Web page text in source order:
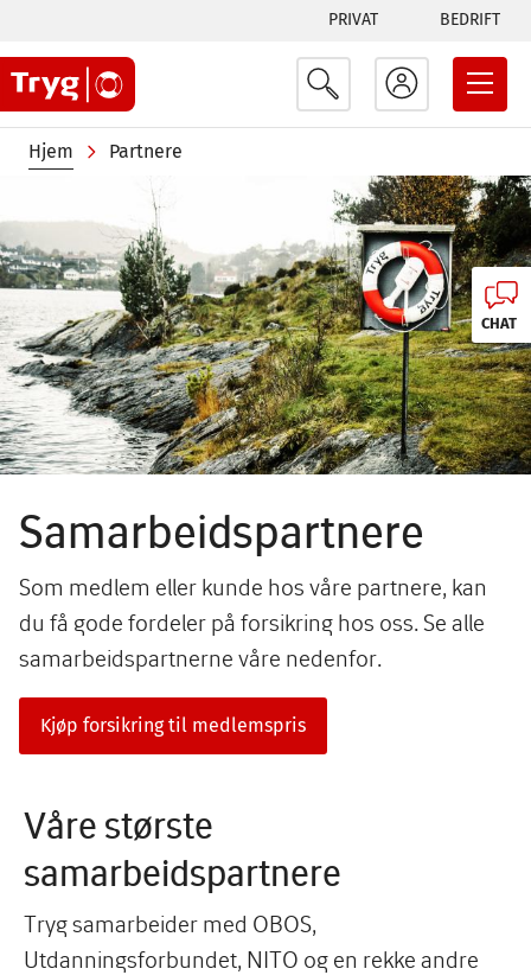
hovedinnhold
Tabs
menu
PRIVAT BEDRIFT
Navigasjonssti
Hjem
Partnere
Samarbeidspartnere
Som medlem eller kunde hos våre partnere, kan
du få gode fordeler på forsikring hos oss. Se alle
samarbeidspartnerne våre nedenfor.
Kjøp forsikring til medlemspris
Våre største
samarbeidspartnere
Tryg samarbeider med OBOS,
Utdanningsforbundet, NITO og en rekke andre
CHAT